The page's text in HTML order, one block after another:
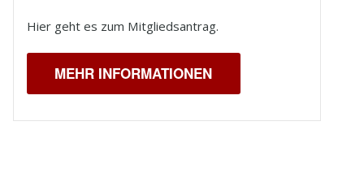
Hier geht es zum Mitgliedsantrag.
MEHR INFORMATIONEN